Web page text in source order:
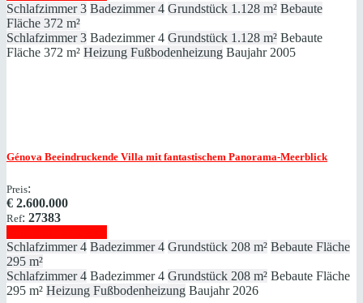
Schlafzimmer 3 Badezimmer 4 Grundstück 1.128 m² Bebaute
Fläche 372 m²
Schlafzimmer 3 Badezimmer 4 Grundstück 1.128 m² Bebaute
Fläche 372 m² Heizung Fußbodenheizung Baujahr 2005
Génova Beeindruckende Villa mit fantastischem Panorama-Meerblick
Preis:
€ 2.600.000
Ref: 27383
Schlafzimmer 4 Badezimmer 4 Grundstück 208 m² Bebaute Fläche
295 m²
Schlafzimmer 4 Badezimmer 4 Grundstück 208 m² Bebaute Fläche
295 m² Heizung Fußbodenheizung Baujahr 2026